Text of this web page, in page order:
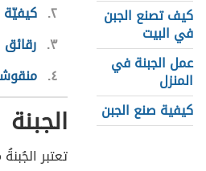
كيف تصنع الجبن
في البيت
عمل الجبنة في
المنزل
كيفية صنع الجبن
٢
٣ رقائق
٤
الجبنة
تعتبر